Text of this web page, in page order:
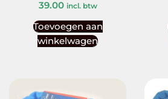
39.00 incl. btw
Toevoegen aan
winkelwagen